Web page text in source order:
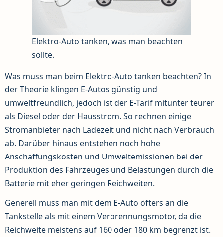
Elektro-Auto tanken, was man beachten
sollte.
Was muss man beim Elektro-Auto tanken beachten? In
der Theorie klingen E-Autos günstig und
umweltfreundlich, jedoch ist der E-Tarif mitunter teurer
als Diesel oder der Hausstrom. So rechnen einige
Stromanbieter nach Ladezeit und nicht nach Verbrauch
ab. Darüber hinaus entstehen noch hohe
Anschaffungskosten und Umweltemissionen bei der
Produktion des Fahrzeuges und Belastungen durch die
Batterie mit eher geringen Reichweiten.
Generell muss man mit dem E-Auto öfters an die
Tankstelle als mit einem Verbrennungsmotor, da die
Reichweite meistens auf 160 oder 180 km begrenzt ist.